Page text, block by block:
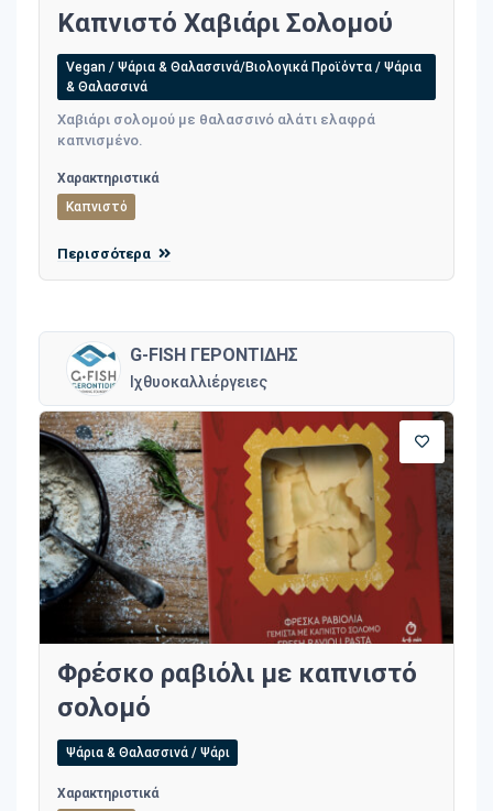
Καπνιστό Χαβιάρι Σολομού
Vegan / Ψάρια & Θαλασσινά/Βιολογικά Προϊόντα / Ψάρια
& Θαλασσινά
Χαβιάρι σολομού με θαλασσινό αλάτι ελαφρά
καπνισμένο.
Χαρακτηριστικά
Καπνιστό
Περισσότερα
G-FISH ΓΕΡΟΝΤΙΔΗΣ
Ιχθυοκαλλιέργειες
Φρέσκο ραβιόλι με καπνιστό
σολομό
Ψάρια & Θαλασσινά / Ψάρι
Χαρακτηριστικά